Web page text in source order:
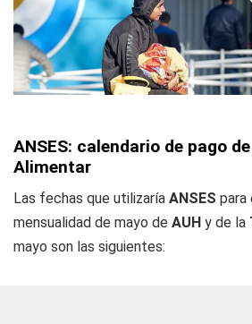
ANSES: calendario de pago
Alimentar
Las fechas que utilizaría ANSES para
mensualidad de mayo de AUH y de la
mayo son las siguientes: